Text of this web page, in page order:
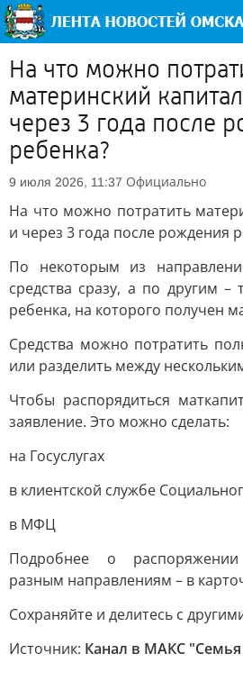
На что можно
материнский
через 3 года после
ребенка?
9 июля 2026, 11:37 Официально
На что можно потратить
и через 3 года после рождения
По некоторым из
средства сразу, а по другим –
ребенка, на которого получен
Средства можно потратить
или разделить между
Чтобы распорядиться
заявление. Это можно сделать:
на Госуслугах
в клиентской службе
в МФЦ
Подробнее о
разным направлениям – в
Сохраняйте и делитесь с
Источник: Канал в МАКС "Семья